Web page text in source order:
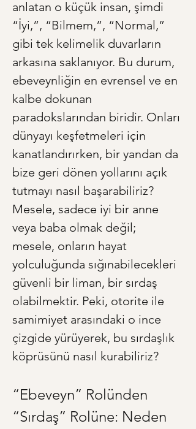
anlatan o küçük insan, şimdi
“İyi,”, “Bilmem,”, “Normal,”
gibi tek kelimelik duvarların
arkasına saklanıyor. Bu durum,
ebeveynliğin en evrensel ve en
kalbe dokunan
paradokslarından biridir. Onları
dünyayı keşfetmeleri için
kanatlandırırken, bir yandan da
bize geri dönen yollarını açık
tutmayı nasıl başarabiliriz?
Mesele, sadece iyi bir anne
veya baba olmak değil;
mesele, onların hayat
yolculuğunda sığınabilecekleri
güvenli bir liman, bir sırdaş
olabilmektir. Peki, otorite ile
samimiyet arasındaki o ince
çizgide yürüyerek, bu sırdaşlık
köprüsünü nasıl kurabiliriz?
“Ebeveyn” Rolünden
“Sırdaş” Rolüne: Neden